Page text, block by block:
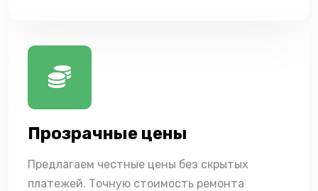
Прозрачные цены
Предлагаем честные цены без скрытых
платежей. Точную стоимость ремонта